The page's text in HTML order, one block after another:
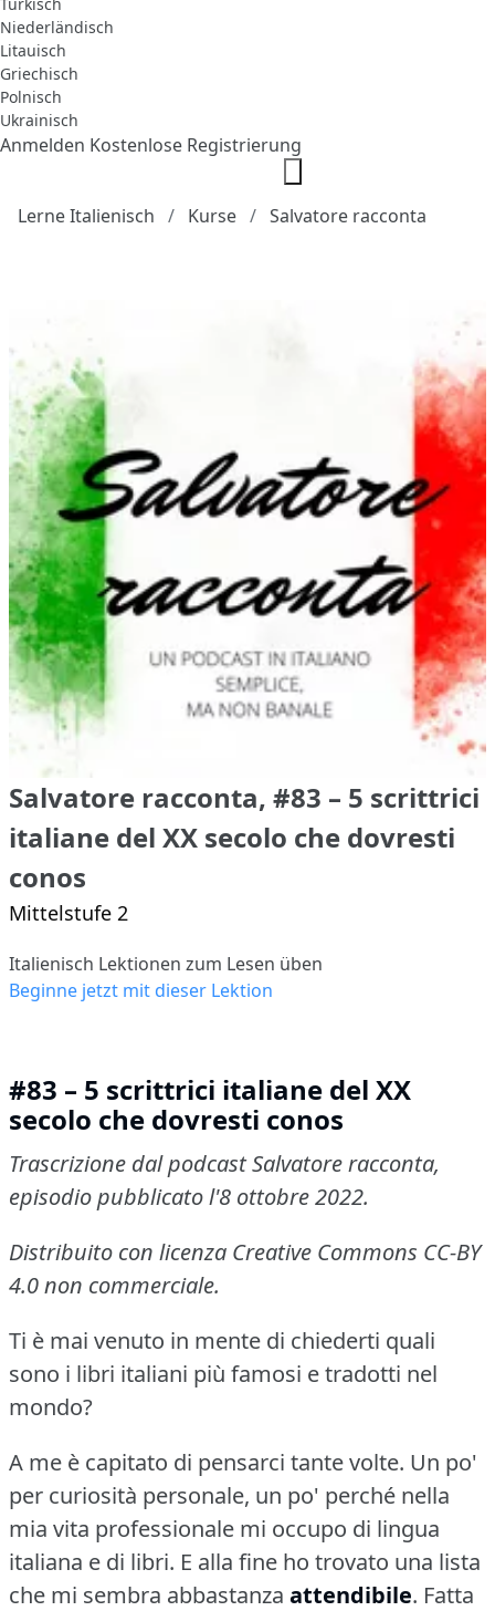
Niederländisch
Litauisch
Griechisch
Polnisch
Ukrainisch
Anmelden Kostenlose Registrierung
Lerne Italienisch Kurse Salvatore racconta
Salvatore racconta, #83 – 5 scrittrici
italiane del XX secolo che dovresti
conos
Mittelstufe 2
Italienisch Lektionen zum Lesen üben
Beginne jetzt mit dieser Lektion
#83 – 5 scrittrici italiane del XX
secolo che dovresti conos
Trascrizione dal podcast Salvatore racconta,
episodio pubblicato l'8 ottobre 2022.
Distribuito con licenza Creative Commons CC-BY
4.0 non commerciale.
Ti è mai venuto in mente di chiederti quali
sono i libri italiani più famosi e tradotti nel
mondo?
A me è capitato di pensarci tante volte. Un po'
per curiosità personale, un po' perché nella
mia vita professionale mi occupo di lingua
italiana e di libri. E alla fine ho trovato una lista
che mi sembra abbastanza attendibile. Fatta